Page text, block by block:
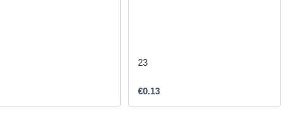
23
€0.13